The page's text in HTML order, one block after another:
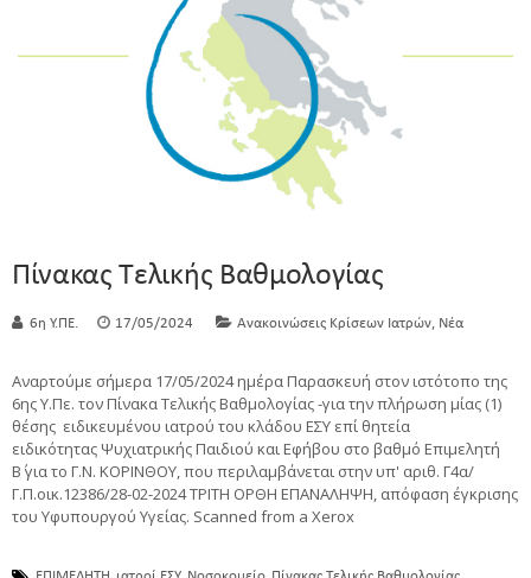
Πίνακας Τελικής Βαθμολογίας
6η Υ.ΠΕ. 17/05/2024 Ανακοινώσεις Κρίσεων Ιατρών Νέα
Αναρτούμε σήμερα 17/05/2024 ημέρα Παρασκευή στον ιστότοπο της
6ης Υ.Πε. τον Πίνακα Τελικής Βαθμολογίας -για την πλήρωση μίας (1)
θέσης ειδικευμένου ιατρού του κλάδου ΕΣΥ επί θητεία
ειδικότητας Ψυχιατρικής Παιδιού και Εφήβου στο βαθμό Επιμελητή
Β΄ για το Γ.Ν. ΚΟΡΙΝΘΟΥ, που περιλαμβάνεται στην υπ' αριθ. Γ4α/
Γ.Π.οικ.12386/28-02-2024 ΤΡΙΤΗ ΟΡΘΗ ΕΠΑΝΑΛΗΨΗ, απόφαση έγκρισης
του Υφυπουργού Υγείας. Scanned from a Xerox